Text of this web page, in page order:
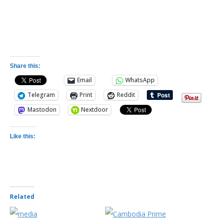
Share this:
Email
WhatsApp
Telegram
Print
Reddit
Mastodon
Nextdoor
Like this:
Related